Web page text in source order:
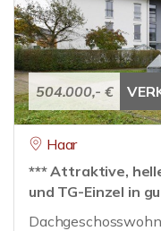
504.000,- €
Haar
*** Attraktive,
und TG-Einzel in